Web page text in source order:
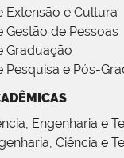
Extensão e Cultura
Gestão de Pessoas
Graduação
Pesquisa e Pós-
Engenharia e
Ciência e